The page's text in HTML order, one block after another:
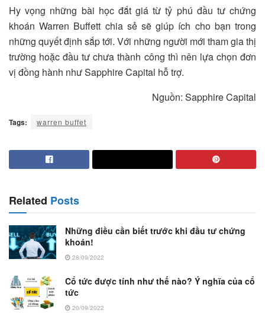
Hy vọng những bài học đắt giá từ tỷ phú đầu tư chứng
khoán Warren Buffett chia sẻ sẽ giúp ích cho bạn trong
những quyết định sắp tới. Với những người mới tham gia thị
trường hoặc đầu tư chưa thành công thì nên lựa chọn đơn
vị đồng hành như Sapphire Capital hỗ trợ.
Nguồn: Sapphire Capital
Tags: warren buffet
Related Posts
Những điều cần biết trước khi đầu tư chứng
khoán!
28/09/2022
Cổ tức được tính như thế nào? Ý nghĩa của cổ
tức
20/09/2022